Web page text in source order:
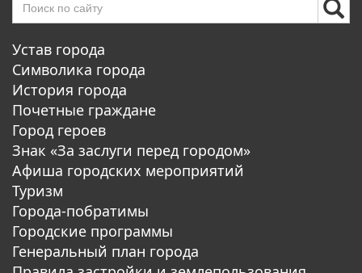
Устав города
Символика города
История города
Почетные граждане
Город героев
Знак «За заслуги перед городом»
Афиша городских мероприятий
Туризм
Города-побратимы
Городские программы
Генеральный план города